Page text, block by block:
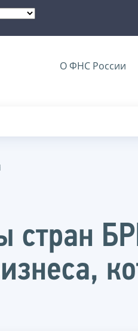
О ФНС России
стран